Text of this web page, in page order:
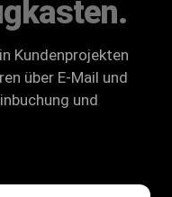
Kundenprojekten
über E-Mail und
und